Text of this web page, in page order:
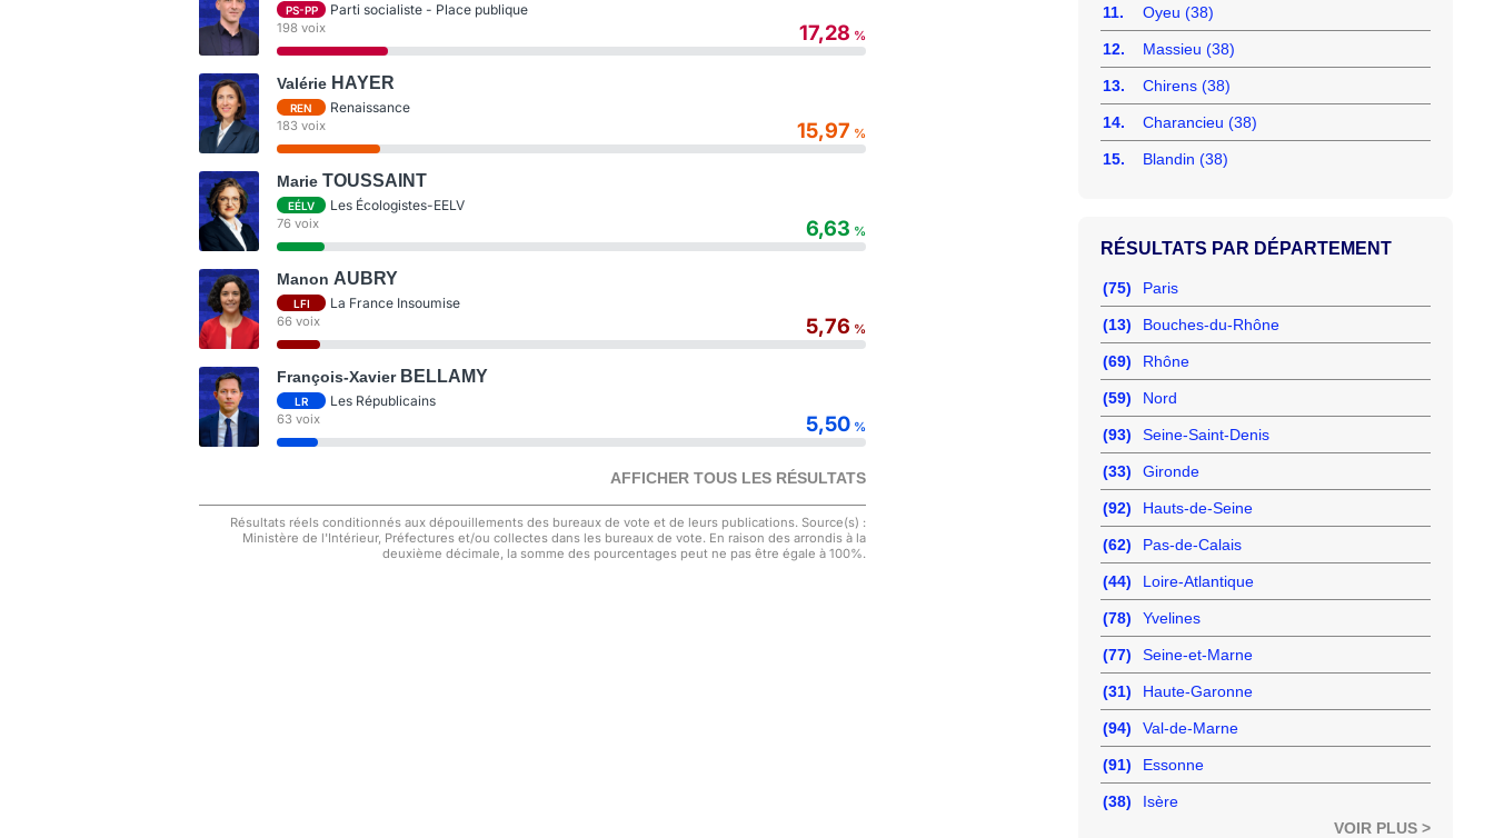
PS-PP Parti socialiste - Place publique
198 voix 17,28 %
Valérie HAYER
REN Renaissance
183 voix 15,97 %
MarieTOUSSAINT
EÉLV Les Écologistes-EELV
76 voix 6,63 %
Manon AUBRY
LFI La France Insoumise
66 voix 5,76 %
François-Xavier BELLAMY
LR Les Républicains
63 voix 5,50 %
AFFICHER TOUS LES RÉSULTATS
Résultats réels conditionnés aux dépouillements des bureaux de vote et de leurs publications. Source(s) :
Ministère de l'Intérieur, Préfectures et/ou collectes dans les bureaux de vote. En raison des arrondis à la
deuxième décimale, la somme des pourcentages peut ne pas être égale à 100%.
11. Oyeu (38)
12. Massieu (38)
13. Chirens (38)
14. Charancieu (38)
15. Blandin (38)
RÉSULTATS PAR DÉPARTEMENT
(75) Paris
(13) Bouches-du-Rhône
(69) Rhône
(59) Nord
(93) Seine-Saint-Denis
(33) Gironde
(92) Hauts-de-Seine
(62) Pas-de-Calais
(44) Loire-Atlantique
(78) Yvelines
(77) Seine-et-Marne
(31) Haute-Garonne
(94) Val-de-Marne
(91) Essonne
(38)
Isère
VOIR PLUS >